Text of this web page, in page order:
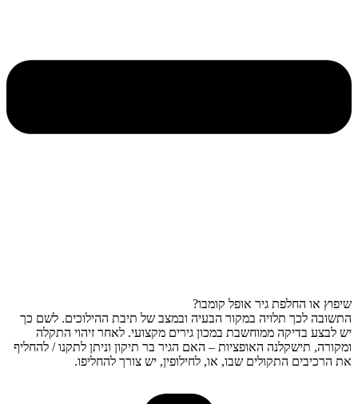
שיפוץ או החלפת גיר אופל קומבו?
התשובה לכך תלויה במקור הבעיה ובמצב של תיבת ההילוכים. לשם כך
יש לבצע בדיקה ממוחשבת במכון גירים מקצועי. לאחר זיהוי התקלה
ומקורה, תישקלנה האופציות – האם הגיר בר תיקון וניתן לתקנו / להחליף
את הרכיבים התקולים שבו, או, לחילופין, יש צורך להחליפו.